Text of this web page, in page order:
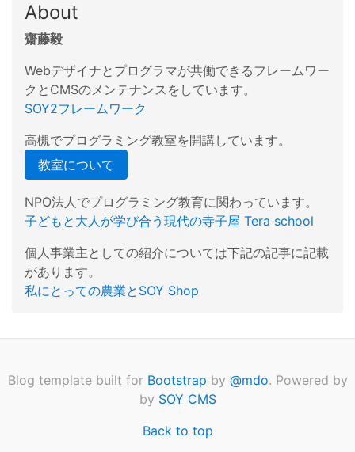
About
齋藤毅
Webデザイナとプログラマが共働できるフレームワー
クとCMSのメンテナンスをしています。
SOY2フレームワーク
高槻でプログラミング教室を開講しています。
教室について
NPO法人でプログラミング教育に関わっています。
子どもと大人が学び合う現代の寺子屋 Tera school
個人事業主としての紹介については下記の記事に記載
があります。
私にとっての農業とSOY Shop
Blog template built for Bootstrap by @mdo. Powered by
by SOY CMS
Back to top